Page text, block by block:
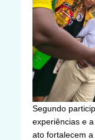
Segundo
experiências e
ato fortalecem